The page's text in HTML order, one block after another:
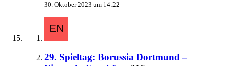
30. Oktober 2023 um 14:22
29. Spieltag: Borussia Dortmund –